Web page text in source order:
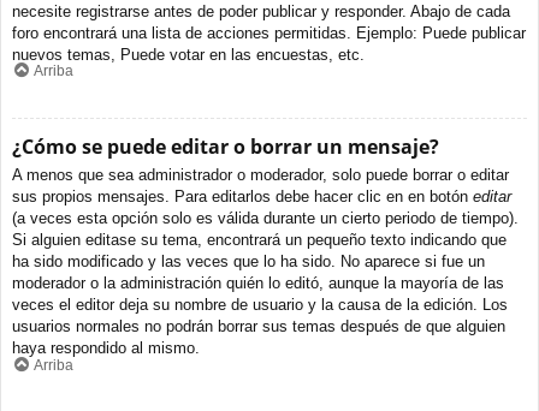
necesite registrarse antes de poder publicar y responder. Abajo de cada
foro encontrará una lista de acciones permitidas. Ejemplo: Puede publicar
nuevos temas, Puede votar en las encuestas, etc.
Arriba
¿Cómo se puede editar o borrar un mensaje?
A menos que sea administrador o moderador, solo puede borrar o editar
sus propios mensajes. Para editarlos debe hacer clic en en botón editar
(a veces esta opción solo es válida durante un cierto periodo de tiempo).
Si alguien editase su tema, encontrará un pequeño texto indicando que
ha sido modificado y las veces que lo ha sido. No aparece si fue un
moderador o la administración quién lo editó, aunque la mayoría de las
veces el editor deja su nombre de usuario y la causa de la edición. Los
usuarios normales no podrán borrar sus temas después de que alguien
haya respondido al mismo.
Arriba